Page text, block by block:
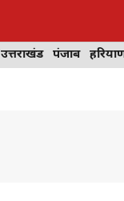
उत्तराखंड पंजाब